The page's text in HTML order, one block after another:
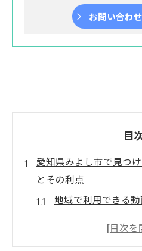
お問い合わ
目
愛知県みよし市で見つ
とその利点
地域で利用できる
フォームの活用法